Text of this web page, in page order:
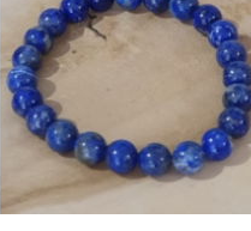
APERÇU